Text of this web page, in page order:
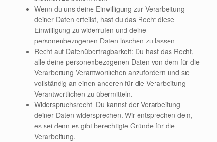
Wenn du uns deine Einwilligung zur Verarbeitung
deiner Daten erteilst, hast du das Recht diese
Einwilligung zu widerrufen und deine
personenbezogenen Daten löschen zu lassen.
Recht auf Datenübertragbarkeit: Du hast das Recht,
alle deine personenbezogenen Daten von dem für die
Verarbeitung Verantwortlichen anzufordern und sie
vollständig an einen anderen für die Verarbeitung
Verantwortlichen zu übermitteln.
Widerspruchsrecht: Du kannst der Verarbeitung
deiner Daten widersprechen. Wir entsprechen dem,
es sei denn es gibt berechtigte Gründe für die
Verarbeitung.